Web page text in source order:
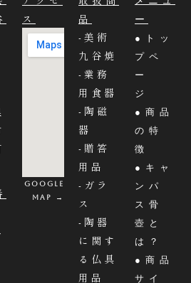
ス
Google
MAP →
品
-美術
九谷焼
-業務
用食器
-陶磁
器
-贈答
用品
-ガラ
ス
-陶器
に関す
る仏具
用品
ー
●トッ
プペ
ー
ジ
●商品
の特
徴
●キャ
ンパ
ス骨
壺と
は？
●商品
サイ